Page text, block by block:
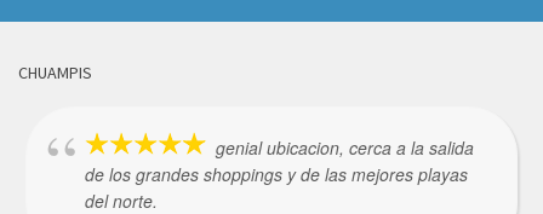
CHUAMPIS
genial ubicacion, cerca a la salida
de los grandes shoppings y de las mejores playas
del norte.